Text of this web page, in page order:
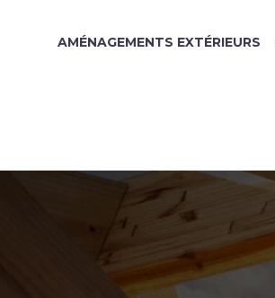
AMÉNAGEMENTS EXTÉRIEURS